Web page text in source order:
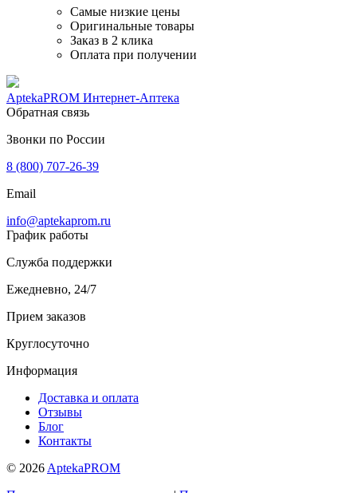
Самые низкие цены
Оригинальные товары
Заказ в 2 клика
Оплата при получении
AptekaPROM Интернет-Аптека
Обратная связь
Звонки по России
8 (800) 707-26-39
Email
info@aptekaprom.ru
График работы
Служба поддержки
Ежедневно, 24/7
Прием заказов
Круглосуточно
Информация
Доставка и оплата
Отзывы
Блог
Контакты
© 2026 AptekaPROM